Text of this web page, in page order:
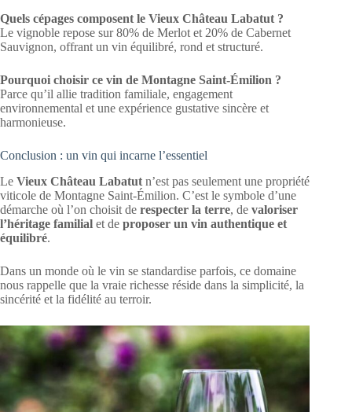
Quels cépages composent le Vieux Château Labatut ?
Le vignoble repose sur 80% de Merlot et 20% de Cabernet
Sauvignon, offrant un vin équilibré, rond et structuré.
Pourquoi choisir ce vin de Montagne Saint-Émilion ?
Parce qu’il allie tradition familiale, engagement
environnemental et une expérience gustative sincère et
harmonieuse.
Conclusion : un vin qui incarne l’essentiel
Le Vieux Château Labatut n’est pas seulement une propriété
viticole de Montagne Saint-Émilion. C’est le symbole d’une
démarche où l’on choisit de respecter la terre, de valoriser
l’héritage familial et de proposer un vin authentique et
équilibré.
Dans un monde où le vin se standardise parfois, ce domaine
nous rappelle que la vraie richesse réside dans la simplicité, la
sincérité et la fidélité au terroir.